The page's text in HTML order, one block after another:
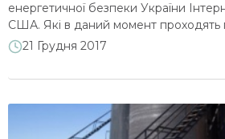
енергетичної безпеки України
США. Які в даний момент проходять
аналітичного центру DiXi Group
аналіз офіційної позиції США
18 грудня під час презентації
державну політику з енергетичної
21 Грудня 2017